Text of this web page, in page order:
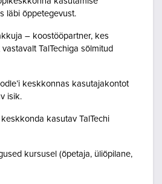
läbi õppetegevust.
– koostööpartner, kes
TalTechiga sõlmitud
keskkonnas kasutajakontot
isik.
kasutav TalTechi
kursusel (õpetaja, üliõpilane,